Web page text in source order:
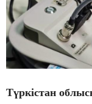
Түркістан